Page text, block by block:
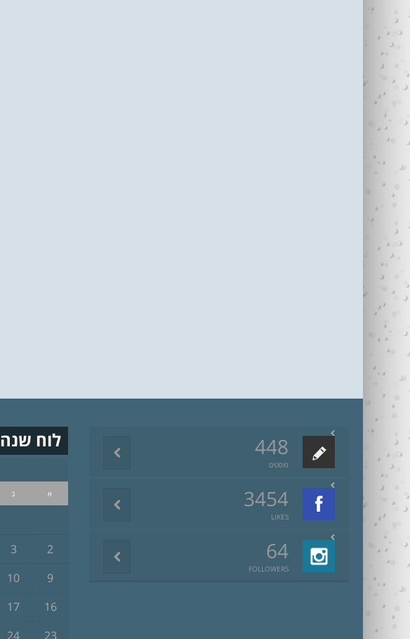
448
פוסטים
3454
LIKES
64
FOLLOWERS
לוח שנה
א ב
2
3
9
10
16
17
23
24